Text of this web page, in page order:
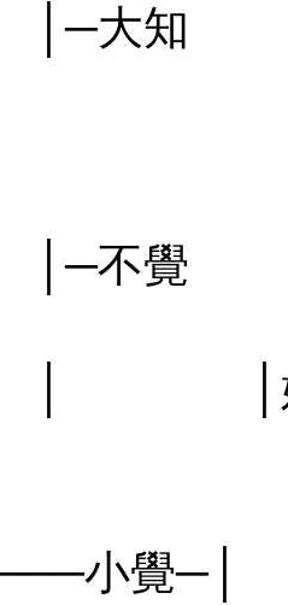
知
覺
始
小覺─│